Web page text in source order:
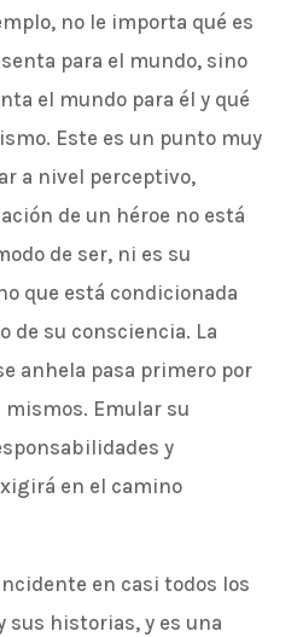
no le importa qué es
para el mundo, sino
el mundo para él y qué
Este es un punto muy
a nivel perceptivo,
de un héroe no está
de ser, ni es su
que está condicionada
de su consciencia. La
anhela pasa primero por
Emular su
y
en el camino
en casi todos los
sus historias, y es una